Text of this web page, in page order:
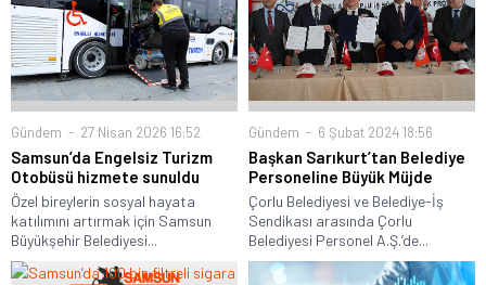
Gündem 27 Nisan 2026 16:52
Samsun’da Engelsiz Turizm
Otobüsü hizmete sunuldu
Özel bireylerin sosyal hayata
katılımını artırmak için Samsun
Büyükşehir Belediyesi...
Gündem 6 Şubat 2024 18:56
Başkan Sarıkurt’tan Belediye
Personeline Büyük Müjde
Çorlu Belediyesi ve Belediye-İş
Sendikası arasında Çorlu
Belediyesi Personel A.Ş.’de...